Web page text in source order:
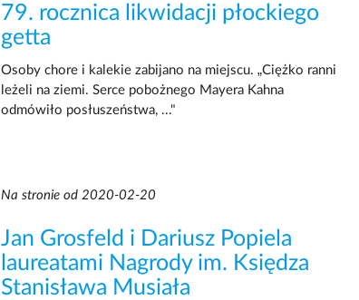
79. rocznica likwidacji płockiego
getta
Osoby chore i kalekie zabijano na miejscu. „Ciężko ranni
leżeli na ziemi. Serce pobożnego Mayera Kahna
odmówiło posłuszeństwa, ..."
Na stronie od 2020-02-20
Jan Grosfeld i Dariusz Popiela
laureatami Nagrody im. Księdza
Stanisława Musiała